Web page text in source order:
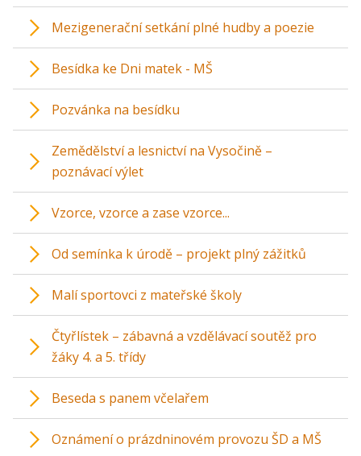
Mezigenerační setkání plné hudby a poezie
Besídka ke Dni matek - MŠ
Pozvánka na besídku
Zemědělství a lesnictví na Vysočině –
poznávací výlet
Vzorce, vzorce a zase vzorce...
Od semínka k úrodě – projekt plný zážitků
Malí sportovci z mateřské školy
Čtyřlístek – zábavná a vzdělávací soutěž pro
žáky 4. a 5. třídy
Beseda s panem včelařem
Oznámení o prázdninovém provozu ŠD a MŠ